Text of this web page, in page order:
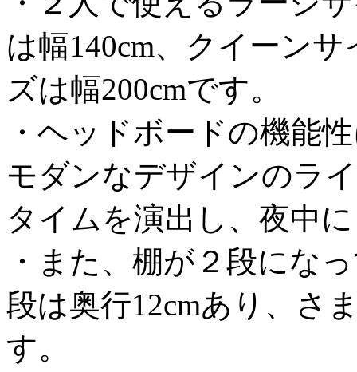
は幅140cm、クイーン
ズは幅200cmです。
・ヘッドボードの機能
モダンなデザインのラ
タイムを演出し、夜中
・また、棚が２段にな
段は奥行12cmあり、さ
す。